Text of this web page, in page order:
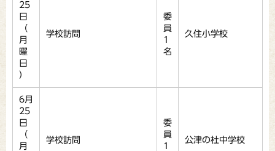
25
日
（
月
曜
日
）
学校訪問
委
員
1
名
久住小学校
6月
25
日
（
月
学校訪問
委
員
1
公津の杜中学校